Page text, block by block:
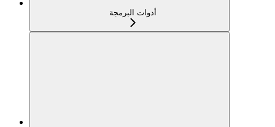
أدوات البرمجة